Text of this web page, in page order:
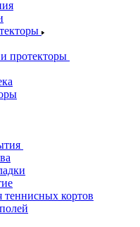
протекторы
теннисных кортов